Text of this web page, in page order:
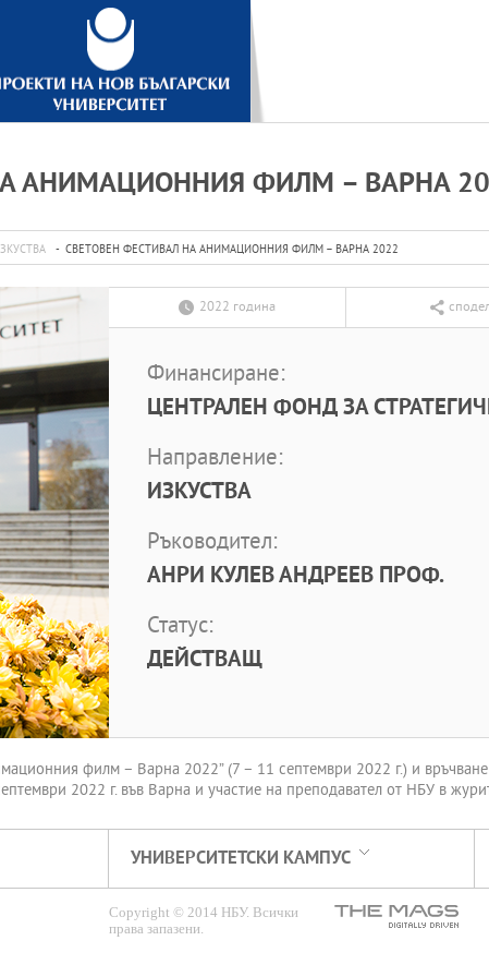
АНИМАЦИОННИЯ ФИЛМ – ВАРНА
СВЕТОВЕН ФЕСТИВАЛ НА АНИМАЦИОННИЯ ФИЛМ – ВАРНА 2022
2022 година
Финансиране:
ЦЕНТРАЛЕН ФОНД ЗА
Направление:
ИЗКУСТВА
Ръководител:
АНРИ КУЛЕВ АНДРЕЕВ ПРОФ.
Статус:
ДЕЙСТВАЩ
филм – Варна 2022” (7 – 11 септември 2022 г.) и
2022 г. във Варна и участие на преподавател от НБУ в
УНИВЕРСИТЕТСКИ КАМПУС
Copyright © 2014 НБУ. Всички
права запазени.